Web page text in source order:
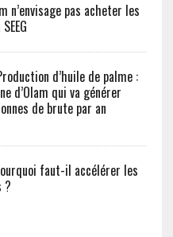
n’envisage pas acheter les
d’huile de palme :
d’Olam qui va générer
de brute par an
faut-il accélérer les
?